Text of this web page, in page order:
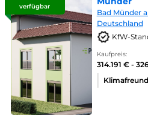
verfügbar
Bad Münder
Deutschland
KfW-
Kaufpreis:
314.191 € -